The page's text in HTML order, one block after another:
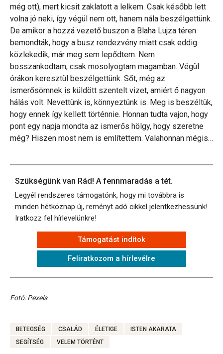
még ott), mert kicsit zaklatott a lelkem. Csak később lett
volna jó neki, így végül nem ott, hanem nála beszélgettünk.
De amikor a hozzá vezető buszon a Blaha Lujza téren
bemondták, hogy a busz rendezvény miatt csak eddig
közlekedik, már meg sem lepődtem. Nem
bosszankodtam, csak mosolyogtam magamban. Végül
órákon keresztül beszélgettünk. Sőt, még az
ismerősömnek is küldött szentelt vizet, amiért ő nagyon
hálás volt. Nevettünk is, könnyeztünk is. Meg is beszéltük,
hogy ennek így kellett történnie. Honnan tudta vajon, hogy
pont egy napja mondta az ismerős hölgy, hogy szeretne
még? Hiszen most nem is említettem. Valahonnan mégis…
Szükségünk van Rád! A fennmaradás a tét.
Legyél rendszeres támogatónk, hogy mi továbbra is
minden hétköznap új, reményt adó cikkel jelentkezhessünk!
Iratkozz fel hírlevelünkre!
Támogatást indítok
Feliratkozom a hírlevélre
Fotó: Pexels
BETEGSÉG CSALÁD ÉLETIGE
ISTEN AKARATA
SEGÍTSÉG
VELEM TÖRTÉNT